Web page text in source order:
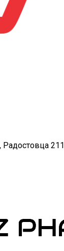
Радостовца 211